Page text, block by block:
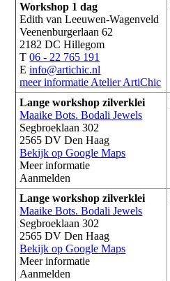
Workshop 1 dag
Edith van Leeuwen-Wagenveld
Veenenburgerlaan 62
2182 DC Hillegom
T06 - 22 765 191
Einfo@artichic.nl
meer informatie Atelier ArtiChic
Lange workshop zilverklei
Maaike Bots. Bodali Jewels
Segbroeklaan 302
2565 DV Den Haag
Bekijk op Google Maps
Meer informatie
Aanmelden
Lange workshop zilverklei
Maaike Bots. Bodali Jewels
Segbroeklaan 302
2565 DV Den Haag
Bekijk op Google Maps
Meer informatie
Aanmelden